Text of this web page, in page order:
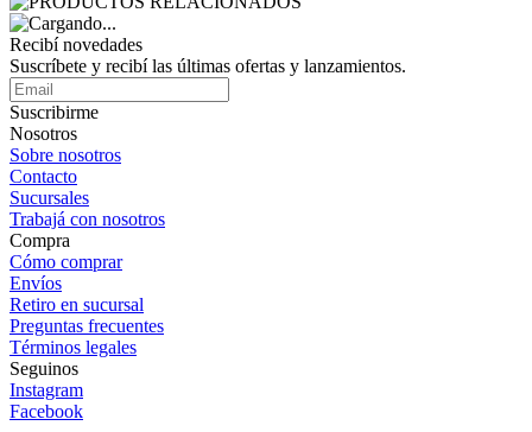
Recibí novedades
Suscríbete y recibí las últimas ofertas y lanzamientos.
Suscribirme
Nosotros
Sobre nosotros
Contacto
Sucursales
Trabajá con nosotros
Compra
Cómo comprar
Envíos
Retiro en sucursal
Preguntas frecuentes
Términos legales
Seguinos
Instagram
Facebook